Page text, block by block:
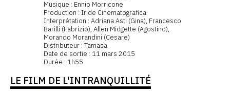
Musique : Ennio Morricone
Production : Iride Cinematografica
Interprétation : Adriana Asti (Gina), Francesco
Barilli (Fabrizio), Allen Midgette (Agostino),
Morando Morandini (Cesare)
Distributeur : Tamasa
Date de sortie : 11 mars 2015
Durée : 1h55
LE FILM DE L'INTRANQUILLITÉ